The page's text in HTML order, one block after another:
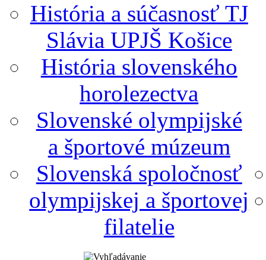
História a súčasnosť TJ
Slávia UPJŠ Košice
História slovenského
horolezectva
Slovenské olympijské
a športové múzeum
Slovenská spoločnosť
olympijskej a športovej
filatelie